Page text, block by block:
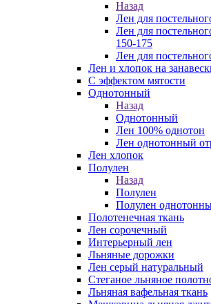
Назад
Лен для
Лен для
150-175
Лен для
Лен и хлопок на
С эффектом мятости
Однотонный
Назад
Однотонный
Лен 100% однотон
Лен однотонный
Лен хлопок
Полулен
Назад
Полулен
Полулен
Полотенечная ткань
Лен сорочечный
Интерьерный лен
Льняные дорожки
Лен серый натуральный
Стеганое льняное
Льняная вафельная ткань